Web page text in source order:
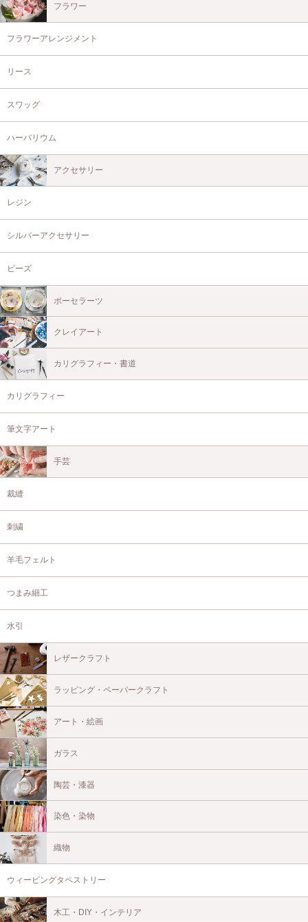
フラワー
フラワーアレンジメント
リース
スワッグ
ハーバリウム
アクセサリー
レジン
シルバーアクセサリー
ビーズ
ポーセラーツ
クレイアート
カリグラフィー・書道
カリグラフィー
筆文字アート
手芸
裁縫
刺繍
羊毛フェルト
つまみ細工
水引
レザークラフト
ラッピング・ペーパークラフト
アート・絵画
ガラス
陶芸・漆器
染色・染物
織物
ウィービングタペストリー
木工・DIY・インテリア